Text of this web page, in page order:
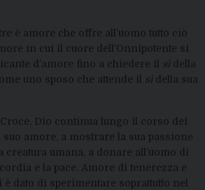
è amore che offre all’uomo tutto ciò
in cui il cuore dell’Onnipotente si
d’amore fino a chiedere il sì della
uno sposo che attende il sì della sua
Dio continua lungo il corso dei
amore, a mostrare la sua passione
creatura umana, a donare all’uomo di
e la pace. Amore di tenerezza e
dato di sperimentare soprattutto nel